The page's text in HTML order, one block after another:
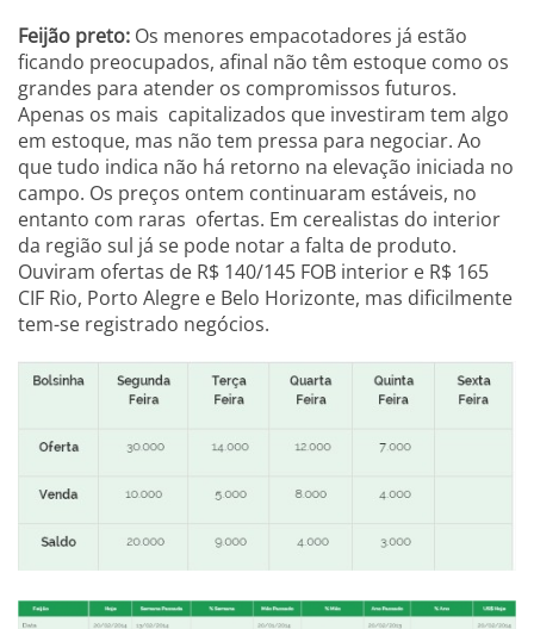
Feijão preto: Os menores empacotadores já estão
ficando preocupados, afinal não têm estoque como os
grandes para atender os compromissos futuros.
Apenas os mais capitalizados que investiram tem algo
em estoque, mas não tem pressa para negociar. Ao
que tudo indica não há retorno na elevação iniciada no
campo. Os preços ontem continuaram estáveis, no
entanto com raras ofertas. Em cerealistas do interior
da região sul já se pode notar a falta de produto.
Ouviram ofertas de R$ 140/145 FOB interior e R$ 165
CIF Rio, Porto Alegre e Belo Horizonte, mas dificilmente
tem-se registrado negócios.